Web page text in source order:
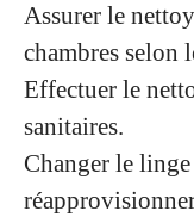
Assurer le
chambres selon
Effectuer le
sanitaires.
Changer le